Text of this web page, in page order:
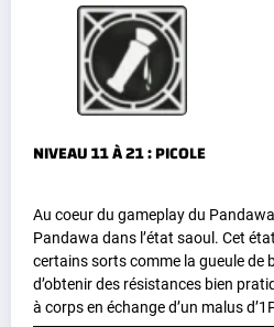
NIVEAU 11 À 21 : PICOLE
Au coeur du gameplay du
Pandawa dans l’état saoul. Cet
certains sorts comme la gueule de
d’obtenir des résistances bien
à corps en échange d’un malus